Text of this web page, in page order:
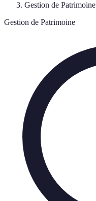
Gestion de Patrimoine
Gestion de Patrimoine